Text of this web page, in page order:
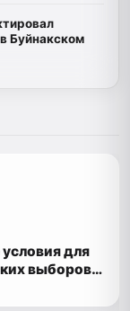
Буйнакском
для
выборов